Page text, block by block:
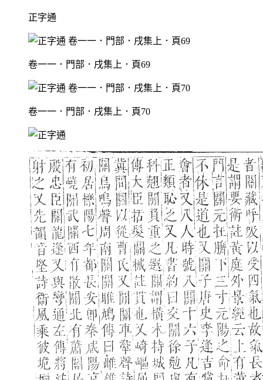
正字通
卷一一．門部．戌集上．頁69
卷一一．門部．戌集上．頁70